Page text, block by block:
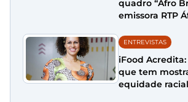
quadro “Afro
emissora RTP
ENTREVISTAS
iFood
que tem
equidade